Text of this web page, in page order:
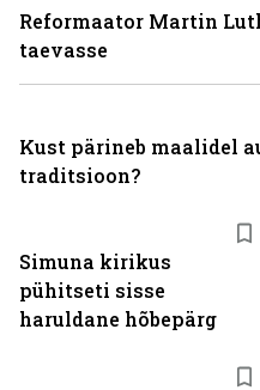
Simuna kirikus
pühitseti sisse
haruldane hõbepärg
Reformaator Martin
taevasse
Kust pärineb maalidel
traditsioon?